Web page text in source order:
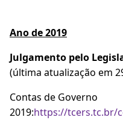
Ano de 2019
Julgamento pelo
(última atualização em
Contas de Governo
2019:https://tcers.tc.br/